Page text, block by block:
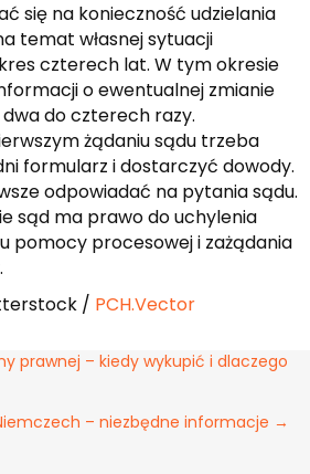
się na konieczność udzielania
temat własnej sytuacji
czterech lat. W tym okresie
o ewentualnej zmianie
do czterech razy.
żądaniu sądu trzeba
formularz i dostarczyć dowody.
odpowiadać na pytania sądu.
sąd ma prawo do uchylenia
pomocy procesowej i zażądania
/ PCH.Vector
prawnej – kiedy wykupić i dlaczego
– niezbędne informacje →